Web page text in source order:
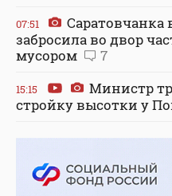
07:51
Саратовчанка
забросила во двор
мусором
7
15:15
Министр
стройку высотки у